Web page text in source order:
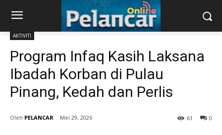
AKTIVITI
Program Infaq Kasih Laksana
Ibadah Korban di Pulau
Pinang, Kedah dan Perlis
PELANCAR Mei 29, 2026 0
61